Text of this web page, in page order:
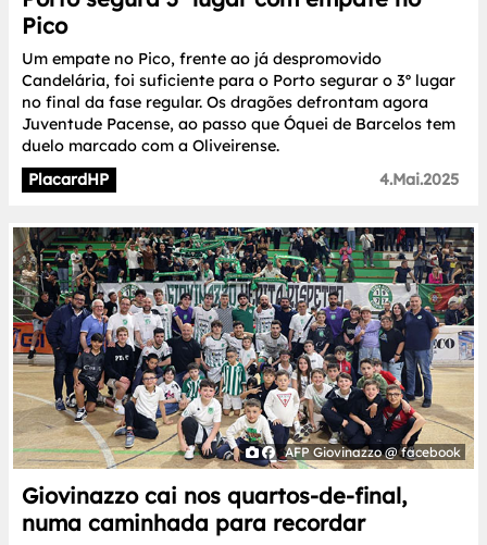
Pico
Um empate no Pico, frente ao já despromovido
Candelária, foi suficiente para o Porto segurar o 3º lugar
no final da fase regular. Os dragões defrontam agora
Juventude Pacense, ao passo que Óquei de Barcelos tem
duelo marcado com a Oliveirense.
PlacardHP
4.Mai.2025
AFP Giovinazzo @ facebook
Giovinazzo cai nos quartos-de-final,
numa caminhada para recordar